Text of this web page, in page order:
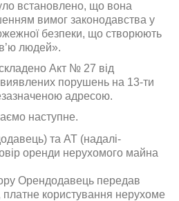
встановлено, що вона
вимог законодавства у
безпеки, що створюють
людей».
Акт № 27 від
порушень на 13-ти
адресою.
наступне.
та АТ (надалі-
оренди нерухомого майна
Орендодавець передав
користування нерухоме